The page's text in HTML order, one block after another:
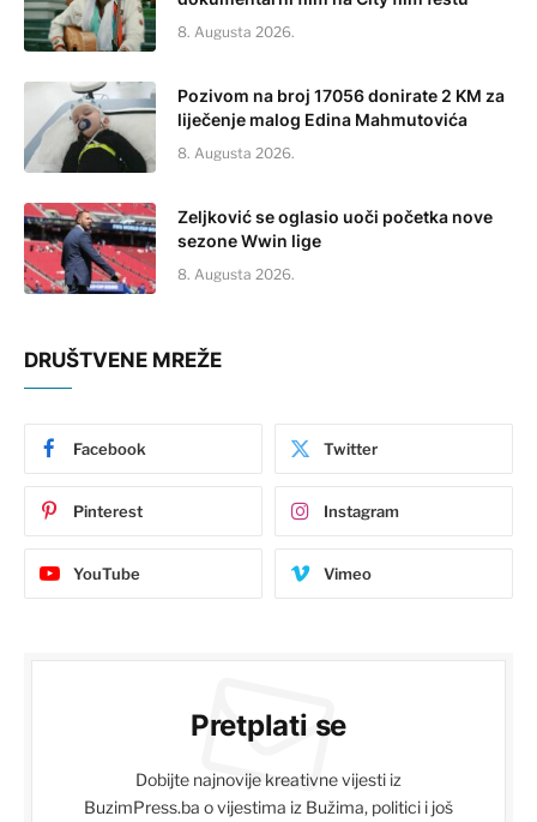
8. Augusta 2026.
Pozivom na broj 17056 donirate 2 KM za
liječenje malog Edina Mahmutovića
8. Augusta 2026.
Zeljković se oglasio uoči početka nove
sezone Wwin lige
8. Augusta 2026.
DRUŠTVENE MREŽE
Facebook Twitter
Pinterest Instagram
YouTube Vimeo
Pretplati se
Dobijte najnovije kreativne vijesti iz
BuzimPress.ba o vijestima iz Bužima, politici i još